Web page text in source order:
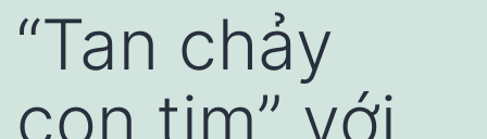
“Tan chảy
con tim” với